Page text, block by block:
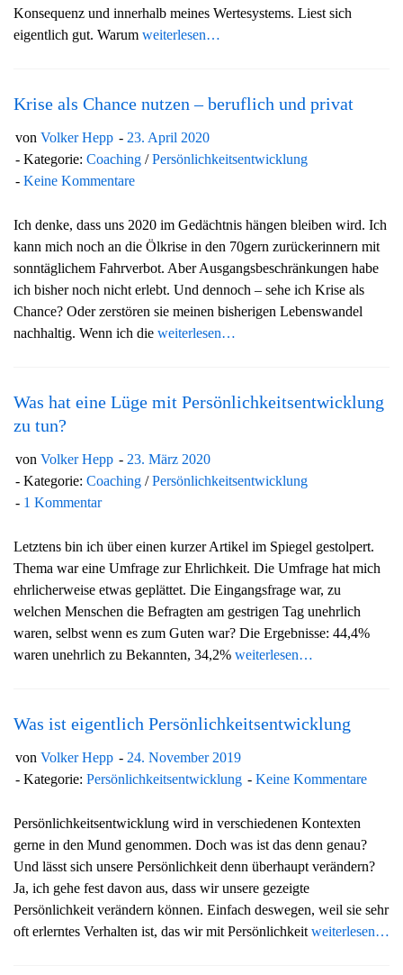
Konsequenz und innerhalb meines Wertesystems. Liest sich
eigentlich gut. Warum weiterlesen…
Krise als Chance nutzen – beruflich und privat
von Volker Hepp
23. April 2020
Kategorie: Coaching /Persönlichkeitsentwicklung
Keine Kommentare
Ich denke, dass uns 2020 im Gedächtnis hängen bleiben wird. Ich
kann mich noch an die Ölkrise in den 70gern zurückerinnern mit
sonntäglichem Fahrverbot. Aber Ausgangsbeschränkungen habe
ich bisher noch nicht erlebt. Und dennoch – sehe ich Krise als
Chance? Oder zerstören sie meinen bisherigen Lebenswandel
nachhaltig. Wenn ich die weiterlesen…
Was hat eine Lüge mit Persönlichkeitsentwicklung
zu tun?
von Volker Hepp
23. März 2020
Kategorie: Coaching /Persönlichkeitsentwicklung
1 Kommentar
Letztens bin ich über einen kurzer Artikel im Spiegel gestolpert.
Thema war eine Umfrage zur Ehrlichkeit. Die Umfrage hat mich
ehrlicherweise etwas geplättet. Die Eingangsfrage war, zu
welchen Menschen die Befragten am gestrigen Tag unehrlich
waren, selbst wenn es zum Guten war? Die Ergebnisse: 44,4%
waren unehrlich zu Bekannten, 34,2% weiterlesen…
Was ist eigentlich Persönlichkeitsentwicklung
von Volker Hepp
24. November 2019
Kategorie: Persönlichkeitsentwicklung Keine Kommentare
Persönlichkeitsentwicklung wird in verschiedenen Kontexten
gerne in den Mund genommen. Doch was ist das denn genau?
Und lässt sich unsere Persönlichkeit denn überhaupt verändern?
Ja, ich gehe fest davon aus, dass wir unsere gezeigte
Persönlichkeit verändern können. Einfach deswegen, weil sie sehr
oft erlerntes Verhalten ist, das wir mit Persönlichkeit weiterlesen…